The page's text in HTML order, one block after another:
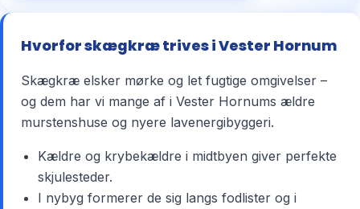
Hvorfor skægkræ trives i Vester Hornum
Skægkræ elsker mørke og let fugtige omgivelser –
og dem har vi mange af i Vester Hornums ældre
murstenshuse og nyere lavenergibyggeri.
Kældre og krybekældre i midtbyen giver perfekte
skjulesteder.
I nybyg formerer de sig langs fodlister og i